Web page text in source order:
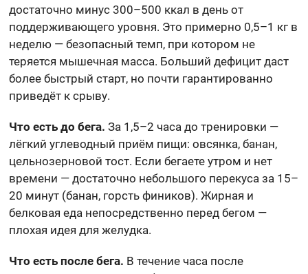
достаточно минус 300–500 ккал в день от
поддерживающего уровня. Это примерно 0,5–1 кг в
неделю — безопасный темп, при котором не
теряется мышечная масса. Больший дефицит даст
более быстрый старт, но почти гарантированно
приведёт к срыву.
Что есть до бега. За 1,5–2 часа до тренировки —
лёгкий углеводный приём пищи: овсянка, банан,
цельнозерновой тост. Если бегаете утром и нет
времени — достаточно небольшого перекуса за 15–
20 минут (банан, горсть фиников). Жирная и
белковая еда непосредственно перед бегом —
плохая идея для желудка.
Что есть после бега. В течение часа после